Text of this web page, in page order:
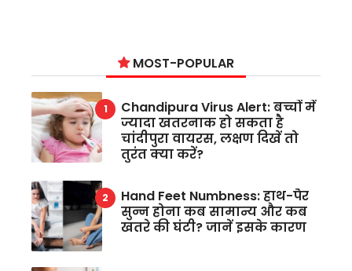
MOST-POPULAR
Chandipura Virus Alert: बच्चों में
ज्यादा खतरनाक हो सकता है
चांदीपुरा वायरस, लक्षण दिखें तो
तुरंत क्या करें?
Hand Feet Numbness: हाथ-पैर
सुन्न होना कब सामान्य और कब
खतरे की घंटी? जानें इसके कारण